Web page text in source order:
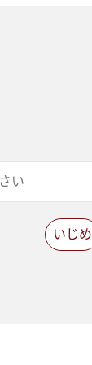
いじめ